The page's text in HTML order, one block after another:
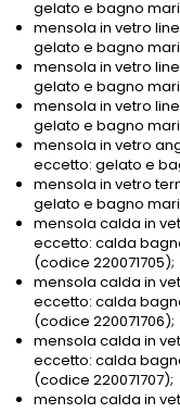
gelato e bagno
mensola in vetro
gelato e bagno
mensola in vetro
gelato e bagno
mensola in vetro
gelato e bagno
mensola in vetro
eccetto: gelato e
mensola in vetro
gelato e bagno
mensola calda in
eccetto: calda
(codice 220071705);
mensola calda in
eccetto: calda
(codice 220071706);
mensola calda in
eccetto: calda
(codice 220071707);
mensola calda in